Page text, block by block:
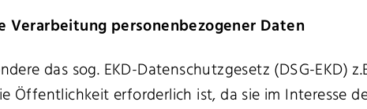
Verarbeitung personenbezogener Daten
das sog. EKD-Datenschutzgesetz (DSG-
Öffentlichkeit erforderlich ist, da sie im Interesse